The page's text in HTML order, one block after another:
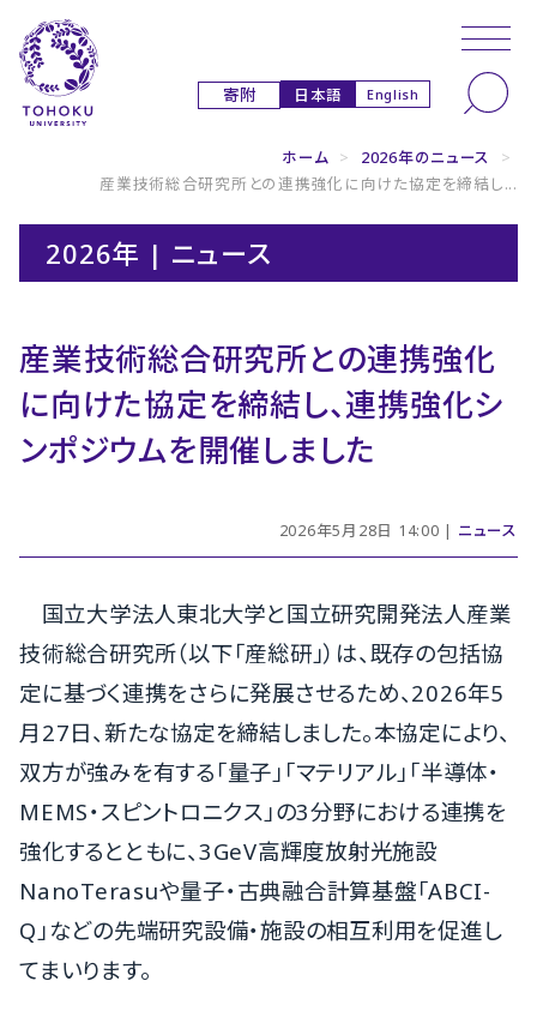
寄附 日本語 English
ホーム > 2026年のニュース
>
産業技術総合研究所との連携強化に向けた協定を締結し...
2026年 | ニュース
産業技術総合研究所との連携強化
に向けた協定を締結し、連携強化シ
ンポジウムを開催しました
2026年5月28日 14:00 | ニュース
国立大学法人東北大学と国立研究開発法人産業
技術総合研究所（以下「産総研」）は、既存の包括協
定に基づく連携をさらに発展させるため、2026年5
月27日、新たな協定を締結しました。本協定により、
双方が強みを有する「量子」「マテリアル」「半導体・
MEMS・スピントロニクス」の3分野における連携を
強化するとともに、3GeV高輝度放射光施設
NanoTerasuや量子・古典融合計算基盤「ABCI-
Q」などの先端研究設備・施設の相互利用を促進し
てまいります。